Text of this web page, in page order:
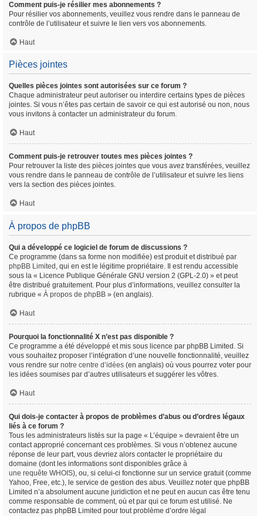
Comment puis-je résilier mes abonnements ?
Pour résilier vos abonnements, veuillez vous rendre dans le panneau de
contrôle de l’utilisateur et suivre le lien vers vos abonnements.
Haut
Pièces jointes
Quelles pièces jointes sont autorisées sur ce forum ?
Chaque administrateur peut autoriser ou interdire certains types de pièces
jointes. Si vous n’êtes pas certain de savoir ce qui est autorisé ou non, nous
vous invitons à contacter un administrateur du forum.
Haut
Comment puis-je retrouver toutes mes pièces jointes ?
Pour retrouver la liste des pièces jointes que vous avez transférées, veuillez
vous rendre dans le panneau de contrôle de l’utilisateur et suivre les liens
vers la section des pièces jointes.
Haut
À propos de phpBB
Qui a développé ce logiciel de forum de discussions ?
Ce programme (dans sa forme non modifiée) est produit et distribué par
phpBB Limited , qui en est le légitime propriétaire. Il est rendu accessible
sous la « Licence Publique Générale GNU version 2 (GPL-2.0) » et peut
être distribué gratuitement. Pour plus d’informations, veuillez consulter la
rubrique « À propos de phpBB » (en anglais).
Haut
Pourquoi la fonctionnalité X n’est pas disponible ?
Ce programme a été développé et mis sous licence par phpBB Limited. Si
vous souhaitez proposer l’intégration d’une nouvelle fonctionnalité, veuillez
vous rendre sur notre centre d’idées (en anglais) où vous pourrez voter pour
les idées soumises par d’autres utilisateurs et suggérer les vôtres.
Haut
Qui dois-je contacter à propos de problèmes d’abus ou d’ordres légaux
liés à ce forum ?
Tous les administrateurs listés sur la page « L’équipe » devraient être un
contact approprié concernant ces problèmes. Si vous n’obtenez aucune
réponse de leur part, vous devriez alors contacter le propriétaire du
domaine (dont les informations sont disponibles grâce à
une requête WHOIS), ou, si celui-ci fonctionne sur un service gratuit (comme
Yahoo, Free, etc.), le service de gestion des abus. Veuillez noter que phpBB
Limited n’a absolument aucune juridiction et ne peut en aucun cas être tenu
comme responsable de comment, où et par qui ce forum est utilisé. Ne
contactez pas phpBB Limited pour tout problème d’ordre légal